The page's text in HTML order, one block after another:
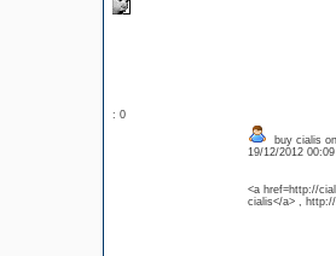
: 0
buy cialis
19/12/2012
<a href=http://
cialis</a> ,